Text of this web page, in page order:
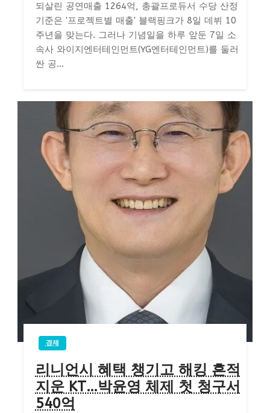
되살린 공연매출 1264억, 총괄프로듀서 수당 산정
기준은 '프로젝트별 매출' 블랙핑크가 8일 데뷔 10
주년을 맞는다. 그러나 기념일을 하루 앞둔 7일 소
속사 와이지엔터테인먼트(YG엔터테인먼트)를 둘러
싼 공...
경제
리니언시 혜택 챙기고 해킹 흔적
지운 KT…박윤영 체제 첫 청구서
540억